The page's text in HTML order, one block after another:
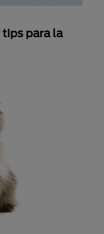
tips para la